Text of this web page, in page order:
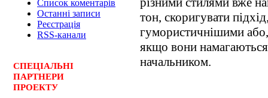
Список коментарів
Останні записи
Реєстрація
RSS-канали
СПЕЦІАЛЬНІ
ПАРТНЕРИ
ПРОЕКТУ
тон, скоригувати
гумористичнішими
якщо вони
начальником.